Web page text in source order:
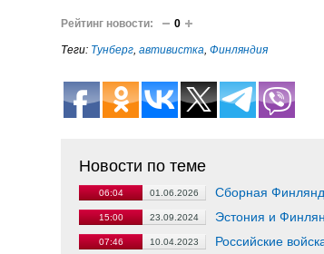
Рейтинг новости: 0
Теги: Тунберг, автивистка, Финляндия
Новости по теме
06:04 01.06.2026 Сборная
15:00 23.09.2024 Эстония и
07:46 10.04.2023 Российские